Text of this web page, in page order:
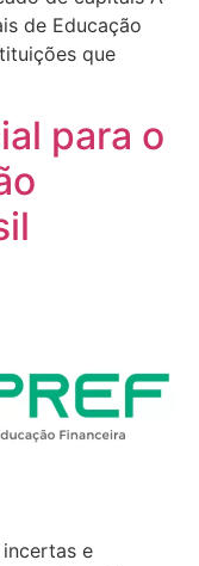
de Educação
que
para o
e